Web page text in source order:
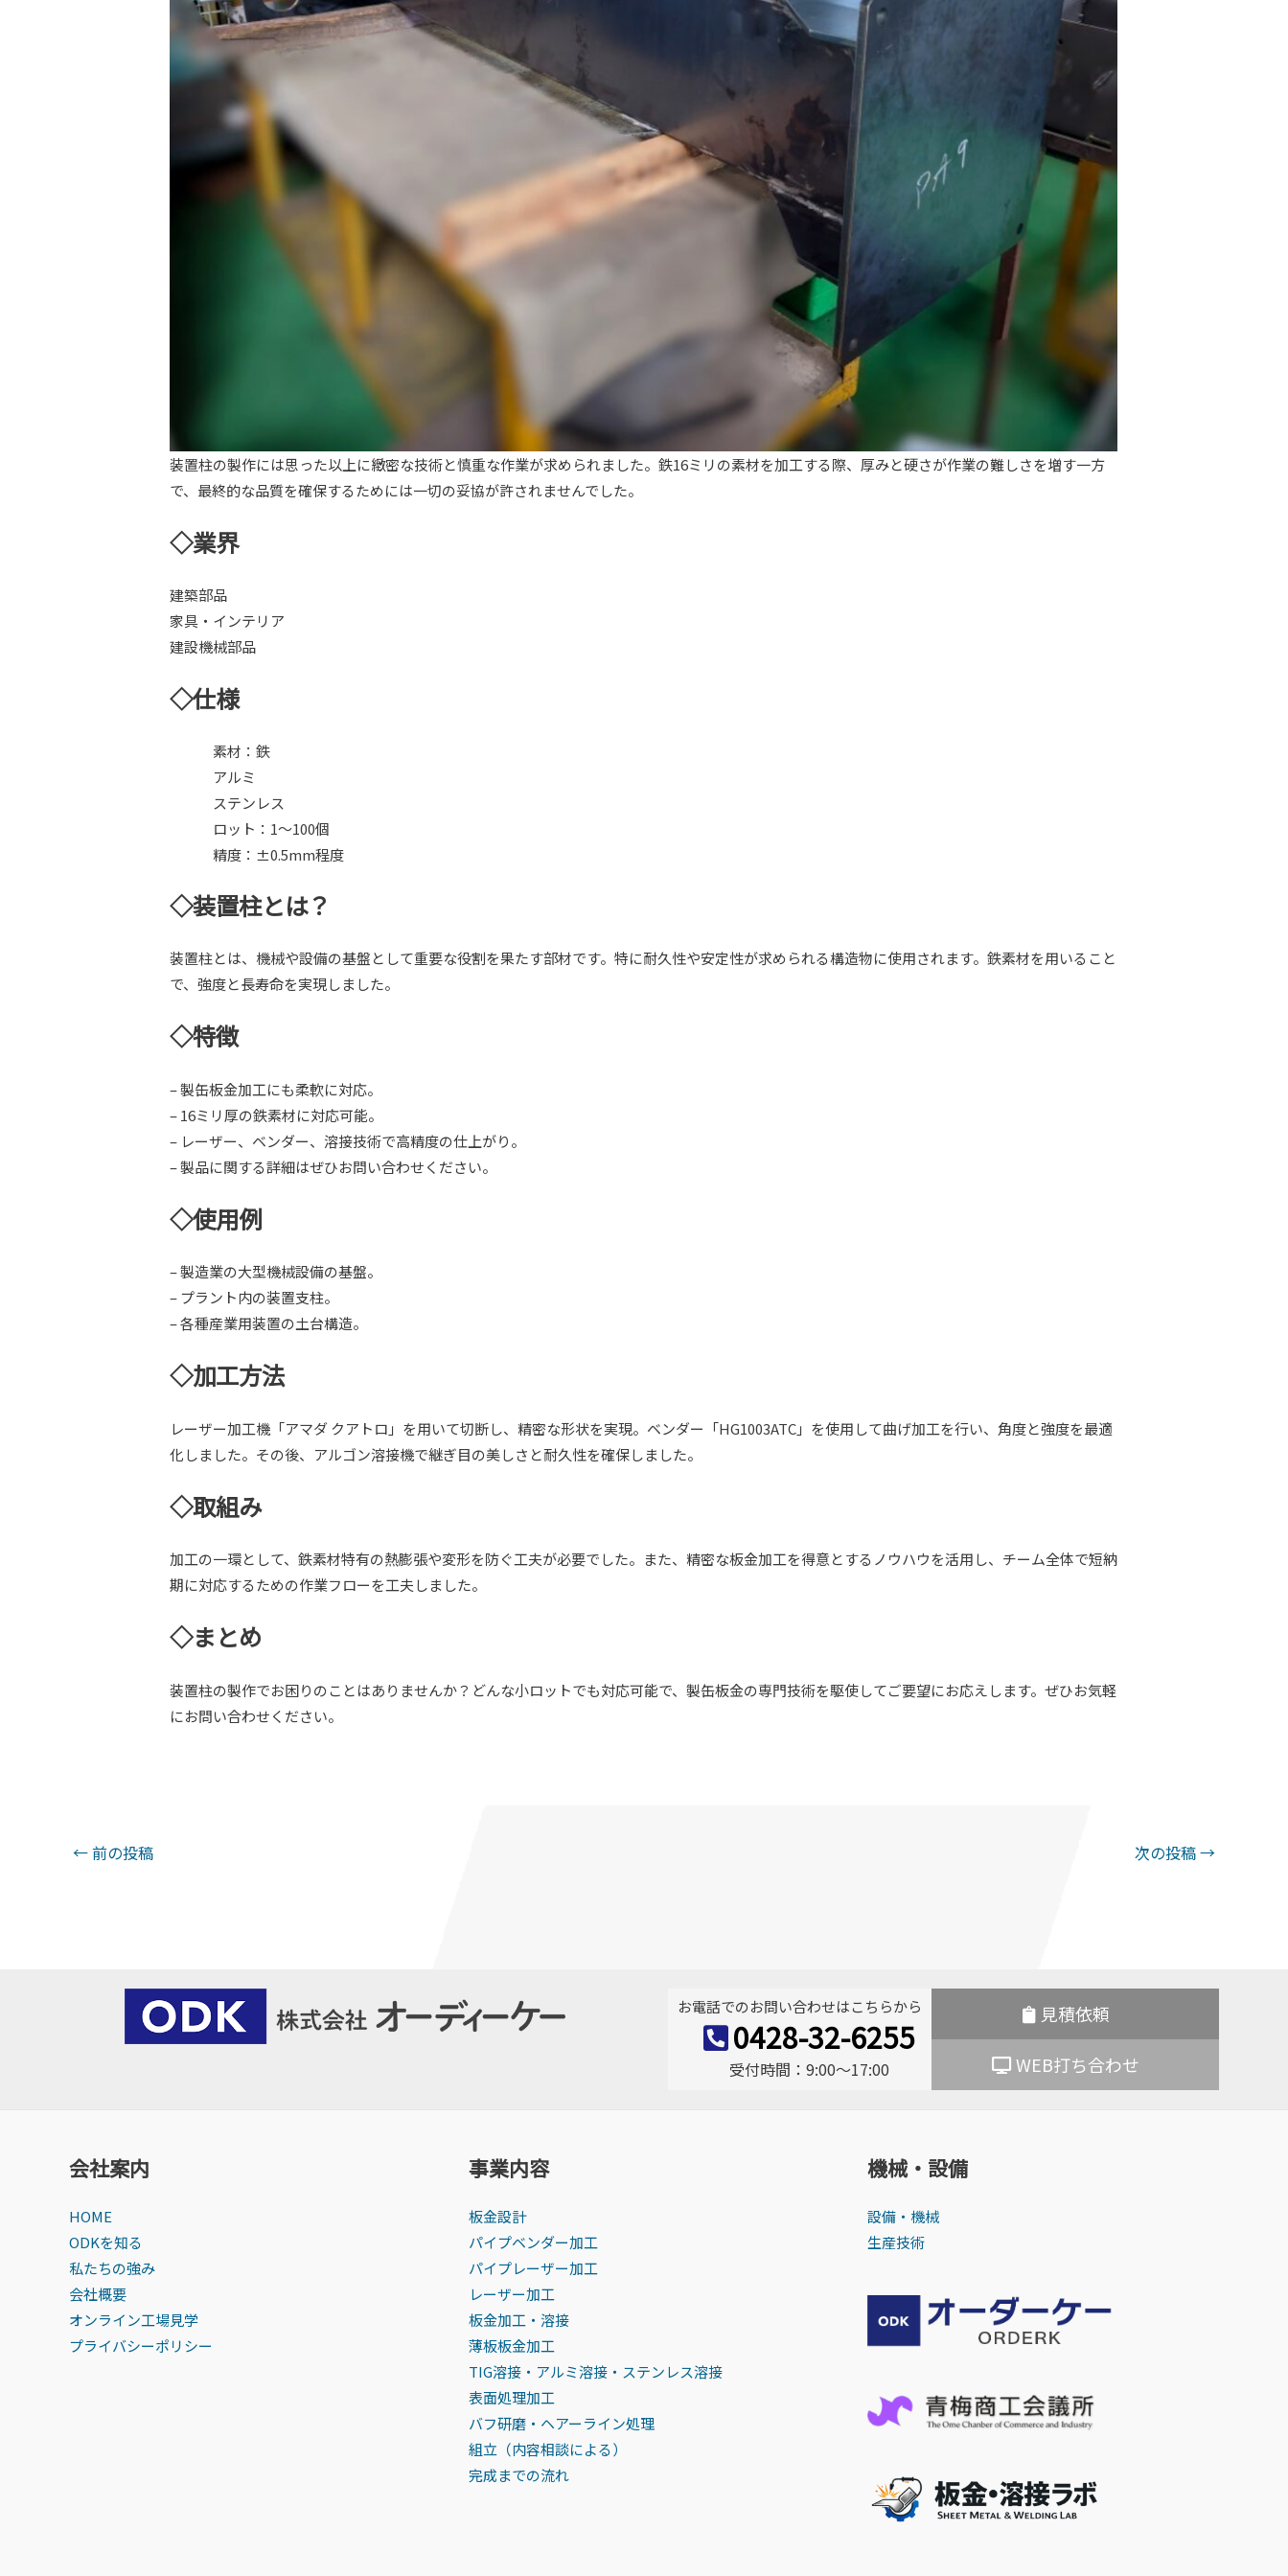
装置柱の製作には思った以上に緻密な技術と慎重な作業が求められました。鉄16ミリの素材を加工する際、厚みと硬さが作業の難しさを増す一方
で、最終的な品質を確保するためには一切の妥協が許されませんでした。
◇業界
建築部品
家具・インテリア
建設機械部品
◇仕様
素材：鉄
アルミ
ステンレス
ロット：1～100個
精度：±0.5mm程度
◇装置柱とは？
装置柱とは、機械や設備の基盤として重要な役割を果たす部材です。特に耐久性や安定性が求められる構造物に使用されます。鉄素材を用いること
で、強度と長寿命を実現しました。
◇特徴
– 製缶板金加工にも柔軟に対応。
– 16ミリ厚の鉄素材に対応可能。
– レーザー、ベンダー、溶接技術で高精度の仕上がり。
– 製品に関する詳細はぜひお問い合わせください。
◇使用例
– 製造業の大型機械設備の基盤。
– プラント内の装置支柱。
– 各種産業用装置の土台構造。
◇加工方法
レーザー加工機「アマダ クアトロ」を用いて切断し、精密な形状を実現。ベンダー「HG1003ATC」を使用して曲げ加工を行い、角度と強度を最適
化しました。その後、アルゴン溶接機で継ぎ目の美しさと耐久性を確保しました。
◇取組み
加工の一環として、鉄素材特有の熱膨張や変形を防ぐ工夫が必要でした。また、精密な板金加工を得意とするノウハウを活用し、チーム全体で短納
期に対応するための作業フローを工夫しました。
◇まとめ
装置柱の製作でお困りのことはありませんか？どんな小ロットでも対応可能で、製缶板金の専門技術を駆使してご要望にお応えします。ぜひお気軽
にお問い合わせください。
投←前の投稿 次の投稿→
お電話でのお問い合わせはこちらから
0428-32-6255
受付時間：9:00〜17:00
見積依頼
WEB打ち合わせ
会社案内
HOME
ODKを知る
私たちの強み
会社概要
オンライン工場見学
プライバシーポリシー
事業内容
板金設計
パイプベンダー加工
パイプレーザー加工
レーザー加工
板金加工・溶接
薄板板金加工
TIG溶接・アルミ溶接・ステンレス溶接
表面処理加工
バフ研磨・ヘアーライン処理
組立（内容相談による）
完成までの流れ
機械・設備
設備・機械
生産技術